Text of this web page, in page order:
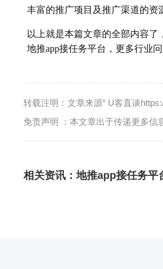
丰富的推广项目及推广渠道的资
以上就是本篇文章的全部内容了
地推app接任务平台，更多行业
转载注明：文章来源“ U客直谈
免责声明 ：本文章出于传递更多信
相关资讯：地推app接任务平